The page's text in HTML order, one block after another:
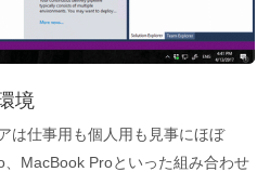
境
は仕事用も個人用も見事にほぼ
MacBook Proといった組み合わせ